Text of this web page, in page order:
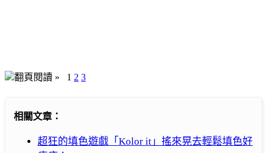
翻頁閱讀 » 1 2 3
相關文章：
超狂的填色遊戲「Kolor it」搖來晃去輕鬆填色好